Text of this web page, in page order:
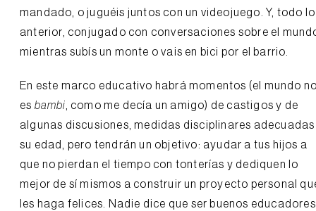
mandado, o juguéis juntos con un videojuego. Y, todo lo
anterior, conjugado con conversaciones sobre el
mientras subís un monte o vais en bici por el barrio.
En este marco educativo habrá momentos (el mundo
es bambi, como me decía un amigo) de castigos y de
algunas discusiones, medidas disciplinares
su edad, pero tendrán un objetivo: ayudar a tus hijos a
que no pierdan el tiempo con tonterías y dediquen lo
mejor de sí mismos a construir un proyecto personal
les haga felices. Nadie dice que ser buenos educadores